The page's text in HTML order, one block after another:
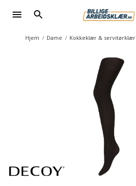
Hjem Dame Kokkeklær & servitørklær